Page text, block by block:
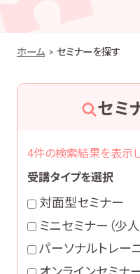
ホーム セミナーを探す
セミ
4件の検索結果を表示
受講タイプを選択
対面型セミナー
ミニセミナー（少
パーソナルトレー